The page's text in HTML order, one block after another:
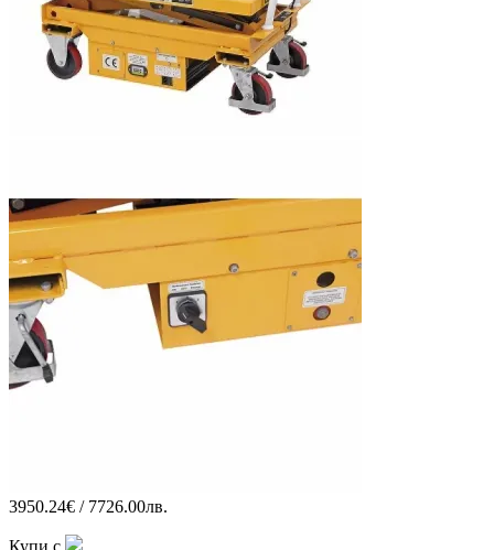
3950.24€ / 7726.00лв.
Купи с